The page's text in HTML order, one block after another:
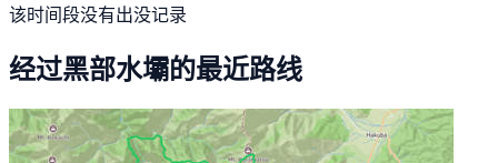
该时间段没有出没记录
经过黑部水壩的最近路线